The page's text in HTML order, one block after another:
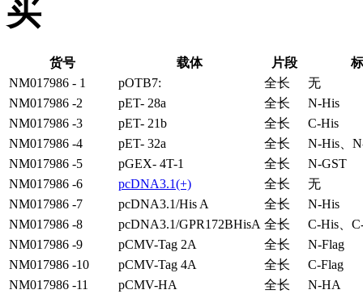
买
货号 载体 片段
NM017986 - 1
pOTB7: 全长
无
NM017986 -2
pET- 28a 全长
N-His
NM017986 -3
pET- 21b 全长
C-His
NM017986 -4
pET- 32a 全长
N-His、
NM017986 -5
pGEX- 4T-1 全长
N-GST
NM017986 -6
pcDNA3.1(+) 全长
无
NM017986 -7
pcDNA3.1/His A 全长
N-His
NM017986 -8
pcDNA3.1/GPR172BHisA 全长
C-His、
NM017986 -9
pCMV-Tag 2A 全长
N-Flag
NM017986 -10
pCMV-Tag 4A 全长
C-Flag
NM017986 -11
pCMV-HA 全长
N-HA